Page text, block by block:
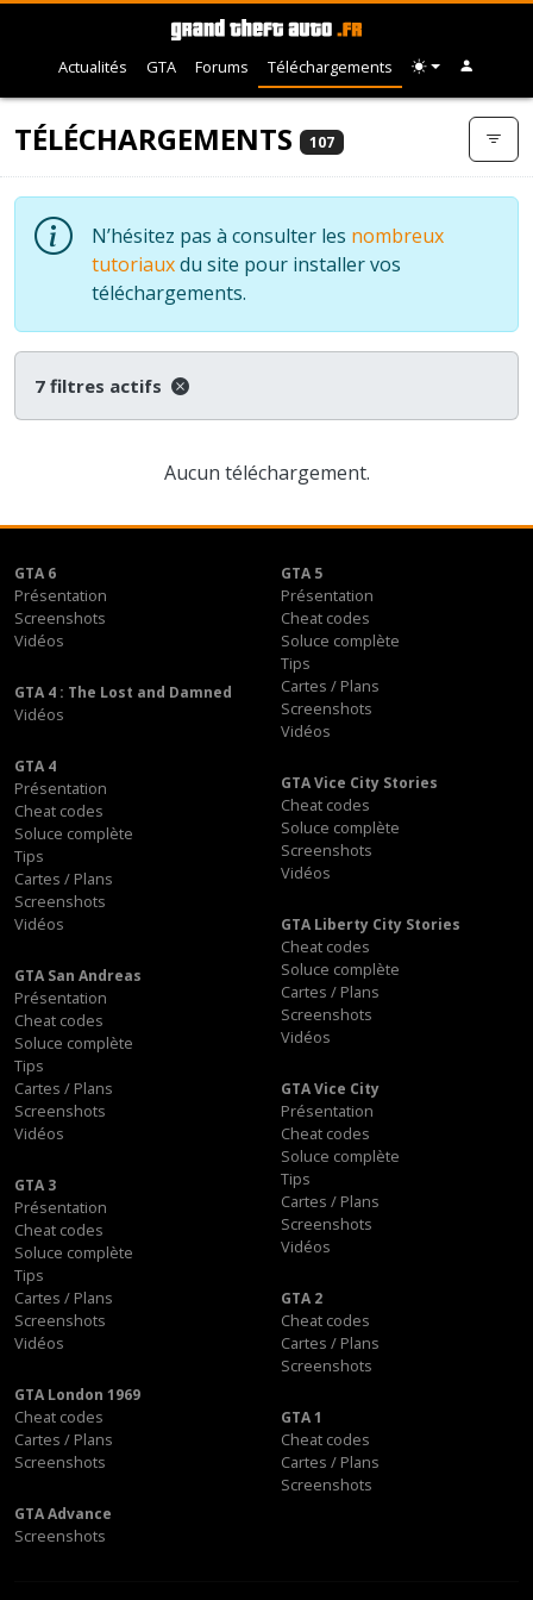
Actualités GTA Forums Téléchargements
TÉLÉCHARGEMENTS 107
N’hésitez pas à consulter les nombreux
tutoriauxdu site pour installer vos
téléchargements.
7 filtres actifs
Aucun téléchargement.
GTA 6
Présentation
Screenshots
Vidéos
GTA 5
Présentation
Cheat codes
Soluce complète
Tips
Cartes / Plans
Screenshots
Vidéos
GTA 4 : The Lost and Damned
Vidéos
GTA 4
Présentation
Cheat codes
Soluce complète
Tips
Cartes / Plans
Screenshots
Vidéos
GTA Vice City Stories
Cheat codes
Soluce complète
Screenshots
Vidéos
GTA Liberty City Stories
Cheat codes
Soluce complète
Cartes / Plans
Screenshots
Vidéos
GTA San Andreas
Présentation
Cheat codes
Soluce complète
Tips
Cartes / Plans
Screenshots
Vidéos
GTA Vice City
Présentation
Cheat codes
Soluce complète
Tips
Cartes / Plans
Screenshots
Vidéos
GTA 3
Présentation
Cheat codes
Soluce complète
Tips
Cartes / Plans
Screenshots
Vidéos
GTA 2
Cheat codes
Cartes / Plans
Screenshots
GTA London 1969
Cheat codes
Cartes / Plans
Screenshots
GTA 1
Cheat codes
Cartes / Plans
Screenshots
GTA Advance
Screenshots